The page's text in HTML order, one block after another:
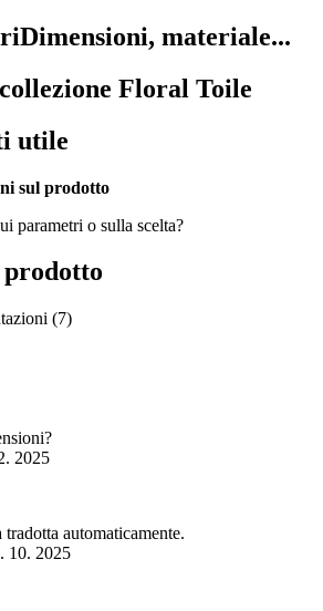
Dimensioni, materiale...
Floral Toile
utile
sul prodotto
parametri o sulla scelta?
(7)
2025
tradotta automaticamente.
10. 2025